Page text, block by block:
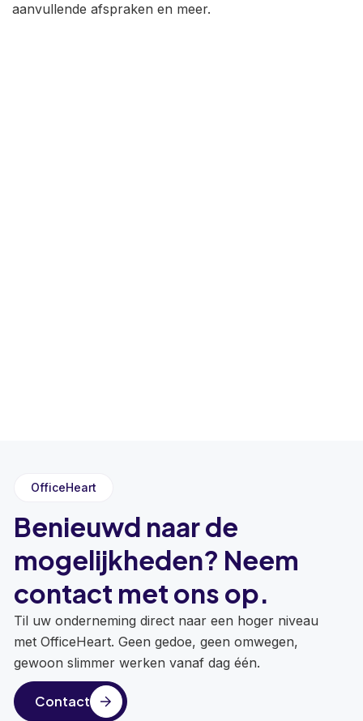
aanvullende afspraken en meer.
OfficeHeart
Benieuwd naar de
mogelijkheden? Neem
contact met ons op.
Til uw onderneming direct naar een hoger niveau
met OfficeHeart. Geen gedoe, geen omwegen,
gewoon slimmer werken vanaf dag één.
Contact